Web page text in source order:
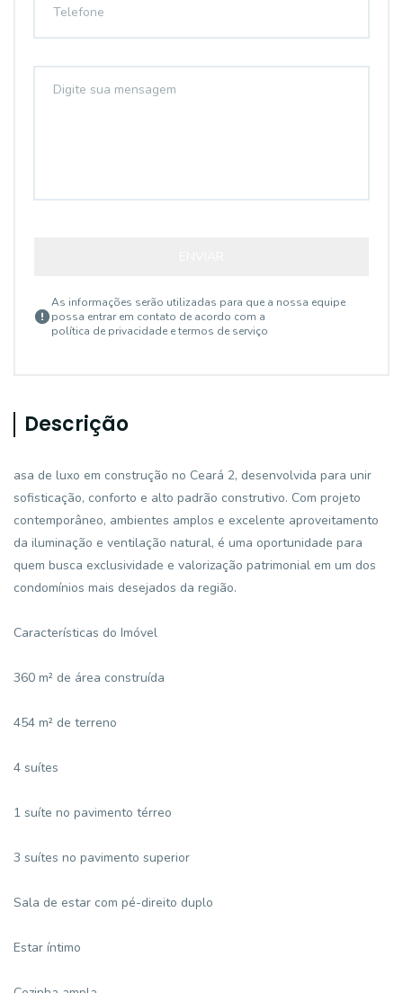
As informações serão utilizadas para que a nossa equipe
possa entrar em contato de acordo com a
política de privacidade e termos de serviço
Descrição
asa de luxo em construção no Ceará 2, desenvolvida para unir
sofisticação, conforto e alto padrão construtivo. Com projeto
contemporâneo, ambientes amplos e excelente aproveitamento
da iluminação e ventilação natural, é uma oportunidade para
quem busca exclusividade e valorização patrimonial em um dos
condomínios mais desejados da região.
Características do Imóvel
360 m² de área construída
454 m² de terreno
4 suítes
1 suíte no pavimento térreo
3 suítes no pavimento superior
Sala de estar com pé-direito duplo
Estar íntimo